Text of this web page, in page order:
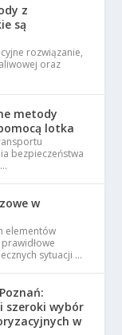
z
są
rozwiązanie,
oraz
metody
lotka
bezpieczeństwa
w
elementów
sytuacji …
szeroki wybór
w